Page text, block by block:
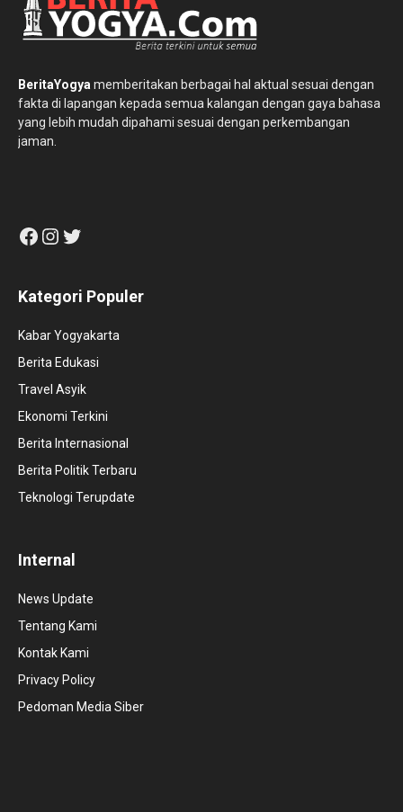
BeritaYogya memberitakan berbagai hal aktual sesuai dengan
fakta di lapangan kepada semua kalangan dengan gaya bahasa
yang lebih mudah dipahami sesuai dengan perkembangan
jaman.
Facebook
Instagram
Twitter
Kategori Populer
Kabar Yogyakarta
Berita Edukasi
Travel Asyik
Ekonomi Terkini
Berita Internasional
Berita Politik Terbaru
Teknologi Terupdate
Internal
News Update
Tentang Kami
Kontak Kami
Privacy Policy
Pedoman Media Siber